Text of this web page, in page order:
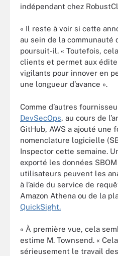
indépendant chez
« Il reste à voir si cette
au sein de la communauté
poursuit-il. « Toutefois,
clients et permet aux
vigilants pour innover en
une longueur d’avance ».
Comme d’autres
DevSecOps, au cours de
GitHub, AWS a ajouté une
nomenclature logicielle
Inspector cette semaine.
exporté les données
utilisateurs peuvent les
à l’aide du service de
Amazon Athena ou de la
QuickSight.
« À première vue, cela
estime M. Townsend. «
sérieusement le travail